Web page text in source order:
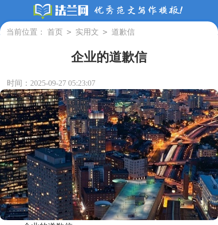
当前位置： 首页 > 实用文 > 道歉信
企业的道歉信
时间：2025-09-27 05:23:07